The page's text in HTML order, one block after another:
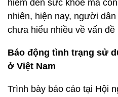
hiểm đến sức khỏe mà
nhiên, hiện nay, người
chưa hiểu nhiều về vấn đề
Báo động tình trạng sử
ở Việt Nam
Trình bày báo cáo tại Hội